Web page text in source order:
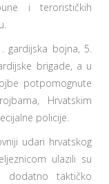
i terorističkih
gardijska bojna, 5.
brigade, a u
potpomognute
Hrvatskim
policije.
udari hrvatskog
ulazili su
taktičko